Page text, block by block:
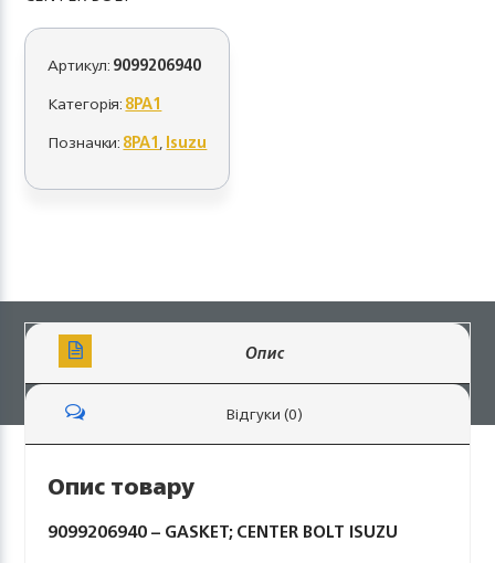
Артикул:9099206940
Категорія:8PA1
Позначки:8PA1,Isuzu
Опис
Відгуки (0)
Опис товару
9099206940 – GASKET; CENTER BOLT ISUZU